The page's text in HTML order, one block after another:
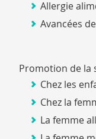
Allergie
Avancées
Promotion de la
Chez les
Chez la
La femme